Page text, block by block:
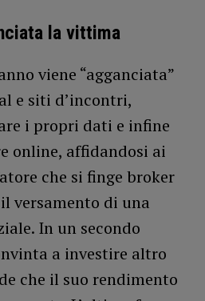
la vittima
viene “agganciata”
e siti d’incontri,
i propri dati e infine
online, affidandosi ai
che si finge broker
versamento di una
In un secondo
a investire altro
che il suo rendimento